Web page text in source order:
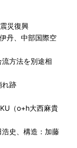
災復興
、中部国際空
法を別途相
跡
o+h大西麻貴
、構造：加藤